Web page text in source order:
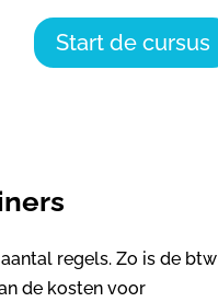
Start de cursus
regels. Zo is de btw
de kosten voor